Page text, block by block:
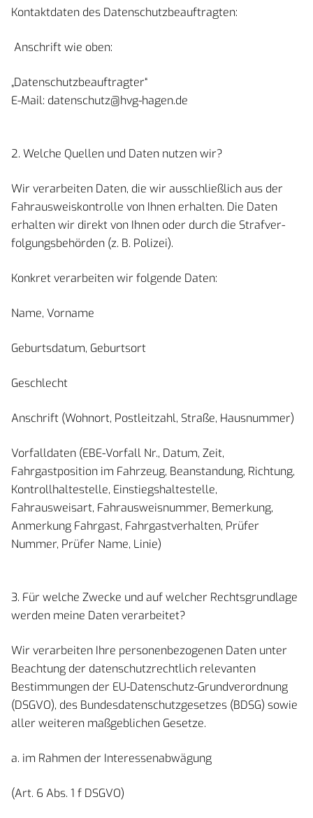
Kontaktdaten des Datenschutzbeauftragten:
Anschrift wie oben:
„Datenschutzbeauftragter“
E-Mail: datenschutz@hvg-hagen.de
2. Welche Quellen und Daten nutzen wir?
Wir verarbeiten Daten, die wir ausschließlich aus der
Fahrausweiskontrolle von Ihnen erhalten. Die Daten
erhalten wir direkt von Ihnen oder durch die Strafver-
folgungsbehörden (z. B. Polizei).
Konkret verarbeiten wir folgende Daten:
Name, Vorname
Geburtsdatum, Geburtsort
Geschlecht
Anschrift (Wohnort, Postleitzahl, Straße, Hausnummer)
Vorfalldaten (EBE-Vorfall Nr., Datum, Zeit,
Fahrgastposition im Fahrzeug, Beanstandung, Richtung,
Kontrollhaltestelle, Einstiegshaltestelle,
Fahrausweisart, Fahrausweisnummer, Bemerkung,
Anmerkung Fahrgast, Fahrgastverhalten, Prüfer
Nummer, Prüfer Name, Linie)
3. Für welche Zwecke und auf welcher Rechtsgrundlage
werden meine Daten verarbeitet?
Wir verarbeiten Ihre personenbezogenen Daten unter
Beachtung der datenschutzrechtlich relevanten
Bestimmungen der EU-Datenschutz-Grundverordnung
(DSGVO), des Bundesdatenschutzgesetzes (BDSG) sowie
aller weiteren maßgeblichen Gesetze.
a. im Rahmen der Interessenabwägung
(Art. 6 Abs. 1 f DSGVO)